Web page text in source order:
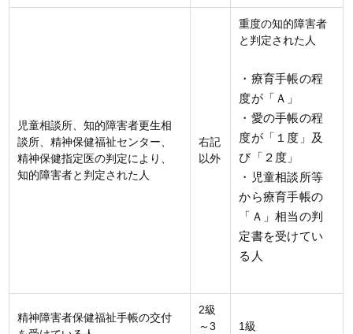
児童相談所、知的障害者更生相
談所、精神保健福祉センター、
精神保健指定医の判定により、
知的障害者と判定された人
右記
以外
重度の知的障害者
と判定された人
・療育手帳の程
度が「Ａ」
・愛の手帳の程
度が「１度」及
び「２度」
・児童相談所等
から療育手帳の
「Ａ」相当の判
定書を受けてい
る人
精神障害者保健福祉手帳の交付
2級
～3
1級